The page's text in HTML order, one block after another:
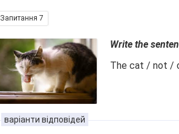
Запитання 7
Write the
The cat / not /
варіанти відповідей